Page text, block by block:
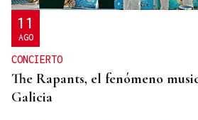
11
AGO
CONCIERTO
The Rapants, el fenómeno
Galicia